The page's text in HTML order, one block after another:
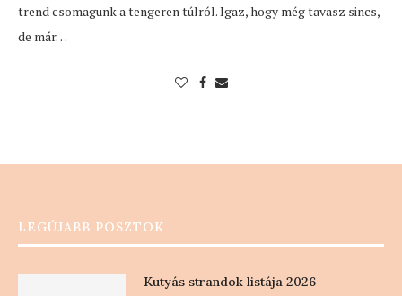
trend csomagunk a tengeren túlról. Igaz, hogy még tavasz sincs,
de már…
LEGÚJABB POSZTOK
Kutyás strandok listája 2026